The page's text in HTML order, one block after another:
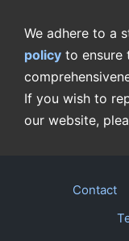
We adhere to a
policy to ensure
If you wish to
our website,
Contact